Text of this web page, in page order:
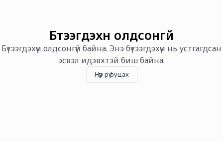
Бүтээгдэхүүн олдсонгүй
Бүтээгдэхүүн олдсонгүй байна. Энэ бүтээгдэхүүн нь устгагдсан
эсвэл идэвхтэй биш байна.
Нүүр рүү буцах